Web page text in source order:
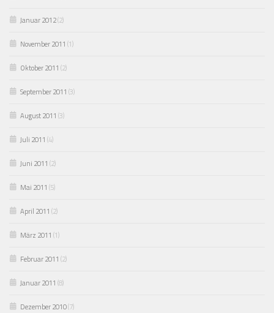
Januar 2012(2)
November 2011 (1)
Oktober 2011 (2)
September 2011 (3)
August 2011 (3)
Juli 2011 (4)
Juni 2011 (2)
Mai 2011 (5)
April 2011 (2)
März 2011 (1)
Februar 2011 (2)
Januar 2011 (8)
Dezember 2010(7)